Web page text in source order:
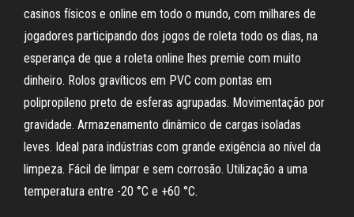
casinos físicos e online em todo o mundo, com milhares de
jogadores participando dos jogos de roleta todo os dias, na
esperança de que a roleta online lhes premie com muito
dinheiro. Rolos gravíticos em PVC com pontas em
polipropileno preto de esferas agrupadas. Movimentação por
gravidade. Armazenamento dinâmico de cargas isoladas
leves. Ideal para indústrias com grande exigência ao nível da
limpeza. Fácil de limpar e sem corrosão. Utilização a uma
temperatura entre -20 °C e +60 °C.